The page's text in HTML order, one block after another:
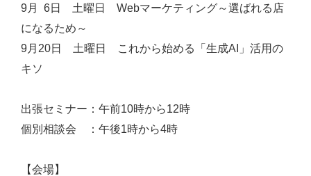
9月 6日 土曜日 Webマーケティング～選ばれる店
になるため～
9月20日 土曜日 これから始める「生成AI」活用の
キソ
出張セミナー：午前10時から12時
個別相談会 ：午後1時から4時
【会場】